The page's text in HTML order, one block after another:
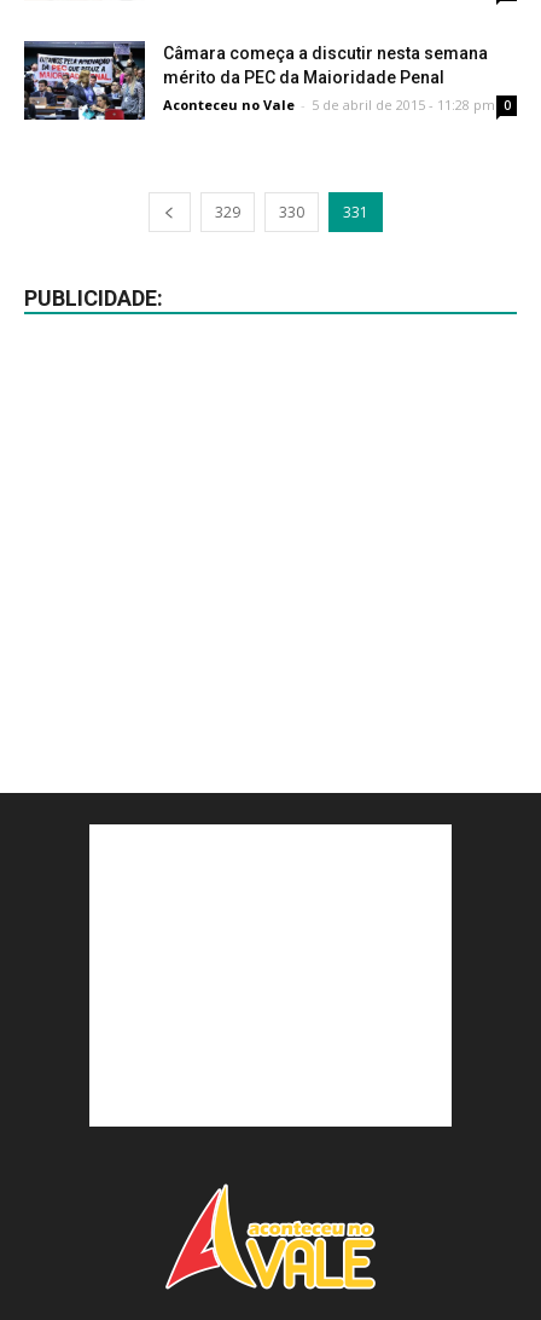
Câmara começa a discutir nesta semana
mérito da PEC da Maioridade Penal
Aconteceu no Vale - 5 de abril de 2015 - 11:28 pm 0
329 330 331
PUBLICIDADE: